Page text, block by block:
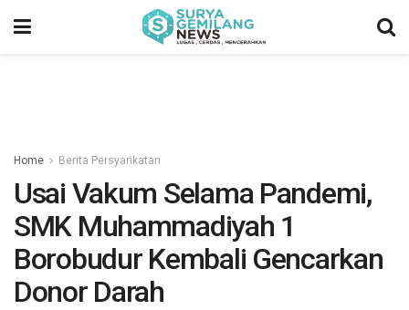
Home Berita Persyarikatan
Usai Vakum Selama Pandemi,
SMK Muhammadiyah 1
Borobudur Kembali Gencarkan
Donor Darah